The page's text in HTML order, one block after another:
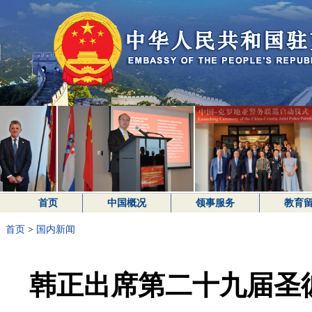
首页 中国概况 领事服务 教育
首页 > 国内新闻
韩正出席第二十九届